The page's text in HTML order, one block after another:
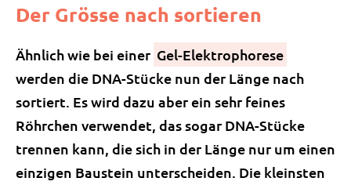
Der Grösse nach sortieren
Ähnlich wie bei einer Gel-Elektrophorese
werden die DNA-Stücke nun der Länge nach
sortiert. Es wird dazu aber ein sehr feines
Röhrchen verwendet, das sogar DNA-Stücke
trennen kann, die sich in der Länge nur um einen
einzigen Baustein unterscheiden. Die kleinsten